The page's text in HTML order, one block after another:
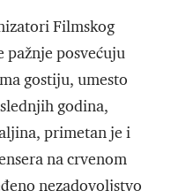
Filmskog
pažnje posvećuju
gostiju, umesto
godina,
primetan je i
na crvenom
nezadovoljstvo